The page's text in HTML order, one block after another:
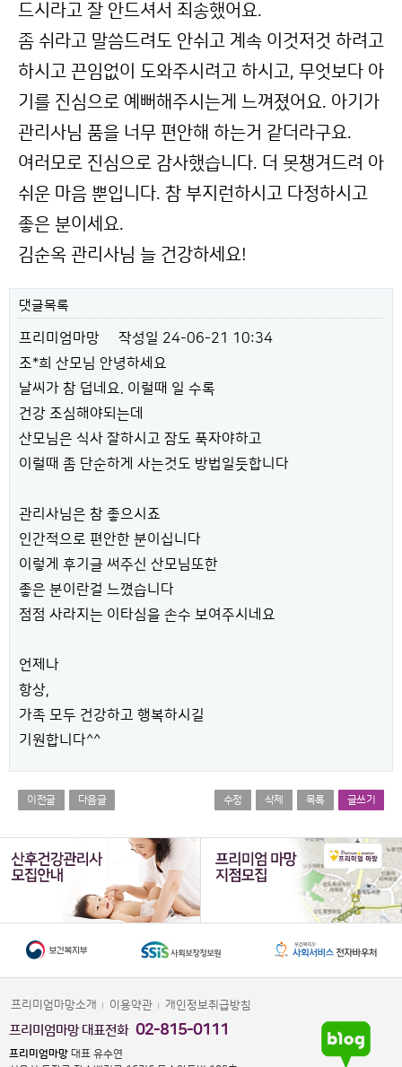
드시라고 잘 안드셔서 죄송했어요.
좀 쉬라고 말씀드려도 안쉬고 계속 이것저것 하려고
하시고 끈임없이 도와주시려고 하시고, 무엇보다 아
기를 진심으로 예뻐해주시는게 느껴졌어요. 아기가
관리사님 품을 너무 편안해 하는거 같더라구요.
여러모로 진심으로 감사했습니다. 더 못챙겨드려 아
쉬운 마음 뿐입니다. 참 부지런하시고 다정하시고
좋은 분이세요.
김순옥 관리사님 늘 건강하세요!
댓글목록
프리미엄마망 작성일 24-06-21 10:34
조*희 산모님 안녕하세요
날씨가 참 덥네요. 이럴때 일 수록
건강 조심해야되는데
산모님은 식사 잘하시고 잠도 푹자야하고
이럴때 좀 단순하게 사는것도 방법일듯합니다
관리사님은 참 좋으시죠
인간적으로 편안한 분이십니다
이렇게 후기글 써주신 산모님또한
좋은 분이란걸 느꼈습니다
점점 사라지는 이타심을 손수 보여주시네요
언제나
항상,
가족 모두 건강하고 행복하시길
기원합니다^^
이전글 다음글 수정 삭제 목록 글쓰기
프리미엄마망소개 이용약관 개인정보취급방침
프리미엄마망 대표전화 02-815-0111
프리미엄마망 대표 유수연